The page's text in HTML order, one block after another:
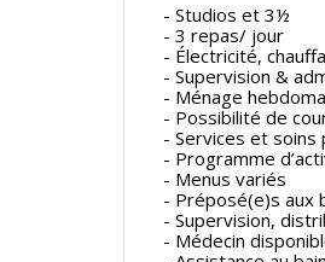
- Studios et 3½
- 3 repas/ jour
- Électricité,
- Supervision &
- Ménage
- Possibilité de
- Services et soins
- Programme
- Menus variés
- Préposé(e)s aux
- Supervision,
- Médecin